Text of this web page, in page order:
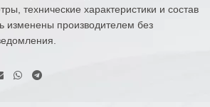
технические характеристики и состав
изменены производителем без